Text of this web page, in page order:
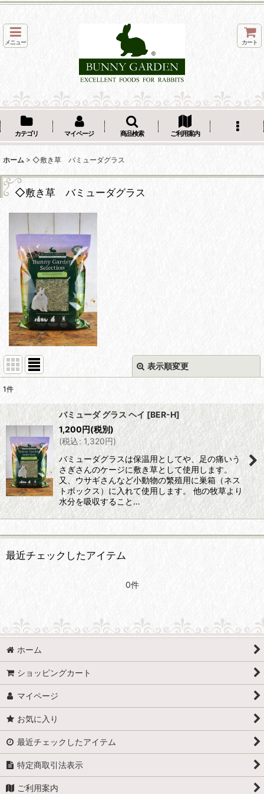
メニュー カート
カテゴリ マイページ 商品検索 ご利用案内
ホーム > ◇敷き草 バミューダグラス
◇敷き草 バミューダグラス
表示順変更
並び順
絞り込む
1件
バミューダ グラス ヘイ [BER-H]
1,200円(税別)
(税込: 1,320円)
バミューダグラスは保温用としてや、足の痛いう
さぎさんのケージに敷き草として使用します。
又、ウサギさんなど小動物の繁殖用に巣箱（ネス
トボックス）に入れて使用します。 他の牧草より
水分を吸収すること…
最近チェックしたアイテム
0件
ホーム
ショッピングカート
マイページ
お気に入り
最近チェックしたアイテム
特定商取引法表示
ご利用案内